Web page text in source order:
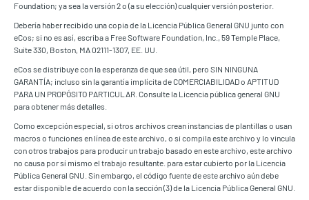
Foundation; ya sea la versión 2 o (a su elección) cualquier versión posterior.
Debería haber recibido una copia de la Licencia Pública General GNU junto con
eCos; si no es así, escriba a Free Software Foundation, Inc., 59 Temple Place,
Suite 330, Boston, MA 02111-1307, EE. UU.
eCos se distribuye con la esperanza de que sea útil, pero SIN NINGUNA
GARANTÍA; incluso sin la garantía implícita de COMERCIABILIDAD o APTITUD
PARA UN PROPÓSITO PARTICULAR. Consulte la Licencia pública general GNU
para obtener más detalles.
Como excepción especial, si otros archivos crean instancias de plantillas o usan
macros o funciones en línea de este archivo, o si compila este archivo y lo vincula
con otros trabajos para producir un trabajo basado en este archivo, este archivo
no causa por sí mismo el trabajo resultante. para estar cubierto por la Licencia
Pública General GNU. Sin embargo, el código fuente de este archivo aún debe
estar disponible de acuerdo con la sección (3) de la Licencia Pública General GNU.